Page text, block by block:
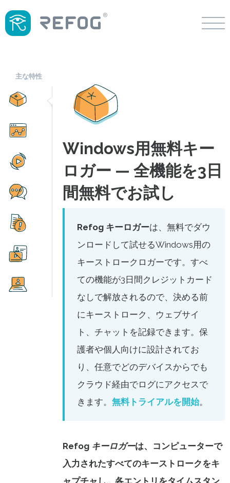
主な特性
Windows用無料キー
ロガー — 全機能を3日
間無料でお試し
Refog キーロガーは、無料でダウ
ンロードして試せるWindows用の
キーストロークロガーです。すべ
ての機能が3日間クレジットカード
なしで解放されるので、決める前
にキーストローク、ウェブサイ
ト、チャットを記録できます。保
護者や個人向けに設計されてお
り、任意でどのデバイスからでも
クラウド経由でログにアクセスで
きます。 無料トライアルを開始。
Refog キーロガーは、コンピューターで
入力されたすべてのキーストロークをキ
ャプチャし、各エントリをタイムスタン